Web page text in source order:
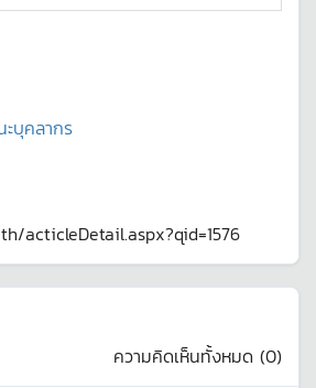
บุคลากร
acticleDetail.aspx?qid=1576
ความคิดเห็นทั้งหมด (0)